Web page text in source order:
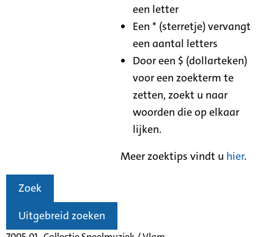
een letter
Een * (sterretje) vervangt
een aantal letters
Door een $ (dollarteken)
voor een zoekterm te
zetten, zoekt u naar
woorden die op elkaar
lijken.
Meer zoektips vindt u hier.
Zoek
Uitgebreid zoeken